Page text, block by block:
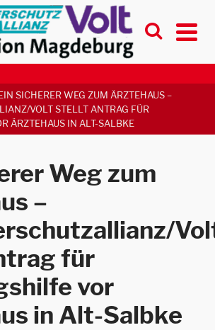
SICHERER WEG ZUM ÄRZTEHAUS –
VOLT STELLT ANTRAG FÜR
ÄRZTEHAUS IN ALT-SALBKE
Weg zum
–
für
vor
in Alt-Salbke